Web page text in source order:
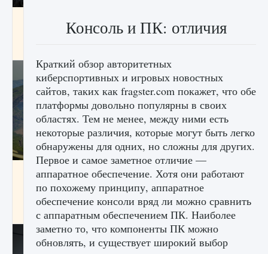
Как исправить ошибку Palworld EPalworld
«Идет сохранение мира — Невозможно
начать сохранение данных мира»
0 0
Консоль и ПК: отличия
Краткий обзор авторитетных
киберспортивных и игровых новостных
сайтов, таких как fragster.com покажет, что обе
платформы довольно популярны в своих
областях. Тем не менее, между ними есть
некоторые различия, которые могут быть легко
обнаружены для одних, но сложны для других.
Первое и самое заметное отличие —
аппаратное обеспечение. Хотя они работают
по похожему принципу, аппаратное
обеспечение консоли вряд ли можно сравнить
с аппаратным обеспечением ПК. Наиболее
заметно то, что компоненты ПК можно
обновлять, и существует широкий выбор